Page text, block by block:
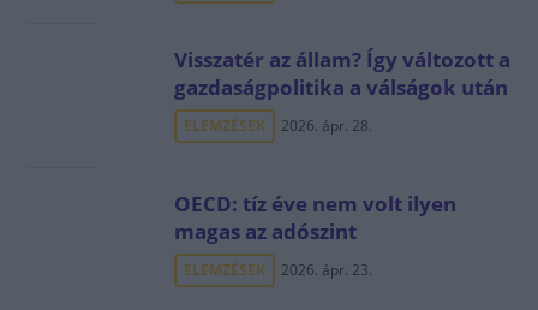
Visszatér az állam? Így változott a
gazdaságpolitika a válságok után
ELEMZÉSEK 2026. ápr. 28.
OECD: tíz éve nem volt ilyen
magas az adószint
ELEMZÉSEK 2026. ápr. 23.